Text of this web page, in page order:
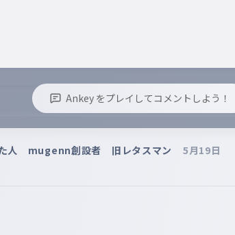
Ankey をプレイしてコメントしよう！
。
た人 mugenn創設者 旧レタスマン 5月19日